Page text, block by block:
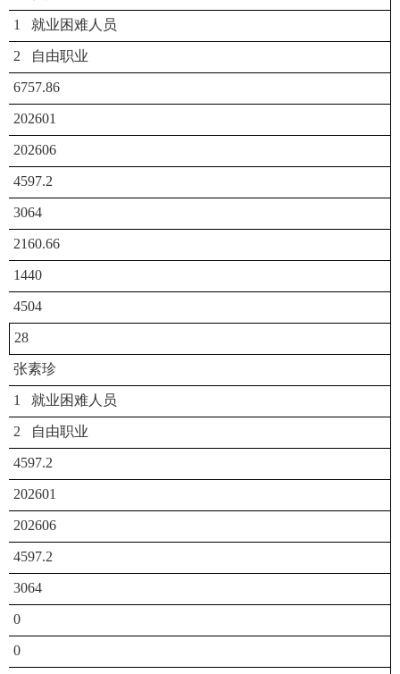
1 就业困难人员
2 自由职业
6757.86
202601
202606
4597.2
3064
2160.66
1440
4504
28
张素珍
1 就业困难人员
2 自由职业
4597.2
202601
202606
4597.2
3064
0
0